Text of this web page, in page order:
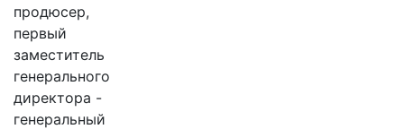
продюсер,
первый
заместитель
генерального
директора -
генеральный